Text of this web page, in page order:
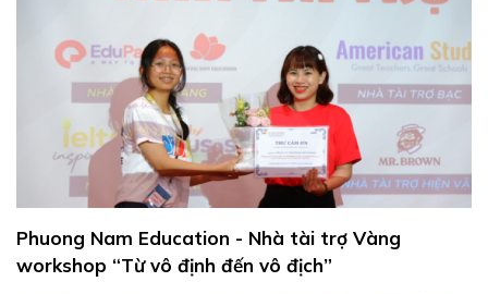
Phuong Nam Education - Nhà tài trợ Vàng
workshop “Từ vô định đến vô địch”